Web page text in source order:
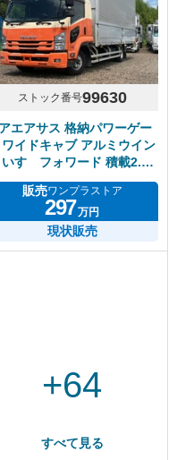
ストック番号99630
エアサス 格納パワーゲー
ワイドキャブ アルミウイン
いすゞフォワード 積載2.5
販売ワンプラストア
297万円
現状販売
+64
すべて見る